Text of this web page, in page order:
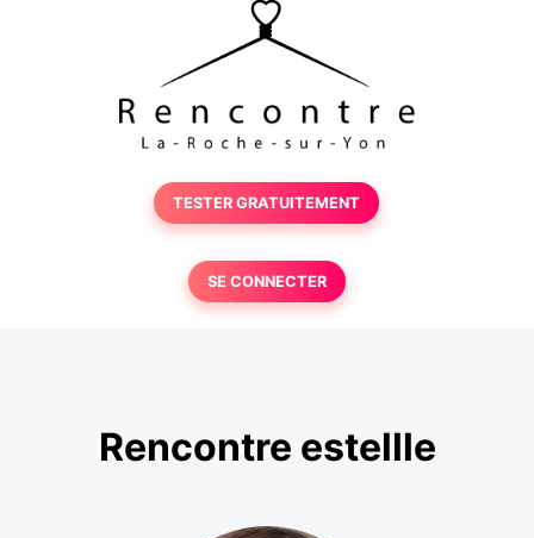
TESTER GRATUITEMENT
SE CONNECTER
Rencontre estellle